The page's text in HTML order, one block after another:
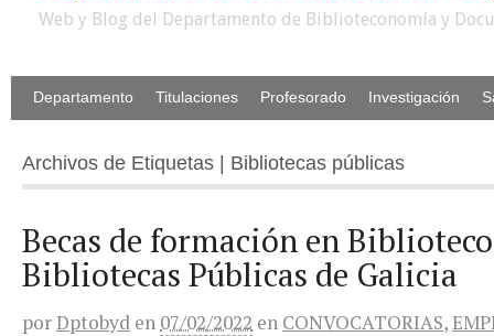
Web y Blog del Departamento de Biblioteconomía y
Departamento Titulaciones Profesorado Investigación
Archivos de Etiquetas | Bibliotecas públicas
Becas de formación en
Bibliotecas Públicas de Galicia
porDptobyd en 07/02/2022 en CONVOCATORIAS,